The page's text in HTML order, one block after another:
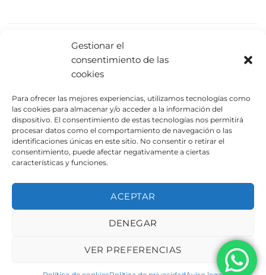
Gestionar el
consentimiento de las
cookies
Para ofrecer las mejores experiencias, utilizamos tecnologías como
las cookies para almacenar y/o acceder a la información del
dispositivo. El consentimiento de estas tecnologías nos permitirá
procesar datos como el comportamiento de navegación o las
identificaciones únicas en este sitio. No consentir o retirar el
consentimiento, puede afectar negativamente a ciertas
características y funciones.
ACEPTAR
DENEGAR
VER PREFERENCIAS
Urbeadapta, S.L. - Polígon el Pla, 29B